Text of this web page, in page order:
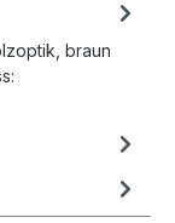
braun